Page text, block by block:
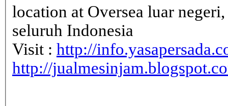
location at Oversea luar
seluruh Indonesia
Visit : http://
http://